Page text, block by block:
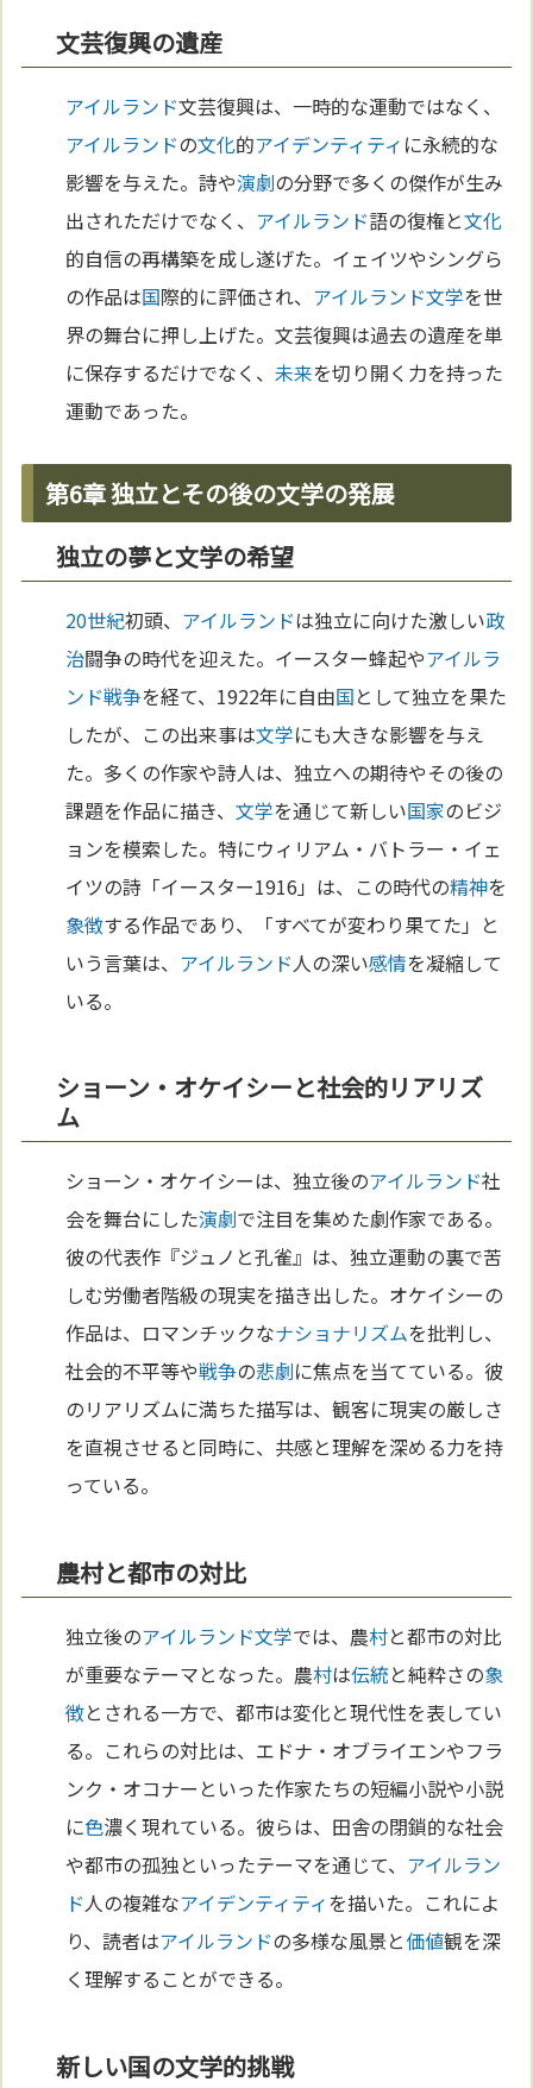
文芸復興の遺産
アイルランド文芸復興は、一時的な運動ではなく、
アイルランドの文化的アイデンティティ に永続的な
影響を与えた。詩や演劇の分野で多くの傑作が生み
出されただけでなく、 アイルランド語の復権と文化
的自信の再構築を成し遂げた。イェイツやシングら
の作品は国際的に評価され、 アイルランド文学を世
界の舞台に押し上げた。文芸復興は過去の遺産を単
に保存するだけでなく、未来を切り開く力を持った
運動であった。
第6章 独立とその後の文学の発展
独立の夢と文学の希望
20世紀初頭、 アイルランドは独立に向けた激しい政
治闘争の時代を迎えた。イースター蜂起やアイルラ
ンド戦争を経て、1922年に自由国として独立を果た
したが、この出来事は文学にも大きな影響を与え
た。多くの作家や詩人は、独立への期待やその後の
課題を作品に描き、文学を通じて新しい国家のビジ
ョンを模索した。特にウィリアム・バトラー・イェ
イツの詩「イースター1916」は、この時代の精神を
象徴する作品であり、「すべてが変わり果てた」と
いう言葉は、 アイルランド人の深い感情を凝縮して
いる。
ショーン・オケイシーと社会的リアリズ
ム
ショーン・オケイシーは、独立後のアイルランド社
会を舞台にした演劇で注目を集めた劇作家である。
彼の代表作『ジュノと孔雀』は、独立運動の裏で苦
しむ労働者階級の現実を描き出した。オケイシーの
作品は、ロマンチックなナショナリズムを批判し、
社会的不平等や戦争の悲劇に焦点を当てている。彼
のリアリズムに満ちた描写は、観客に現実の厳しさ
を直視させると同時に、共感と理解を深める力を持
っている。
農村と都市の対比
独立後のアイルランド文学では、農村と都市の対比
が重要なテーマとなった。農村は伝統と純粋さの象
徴とされる一方で、都市は変化と現代性を表してい
る。これらの対比は、エドナ・オブライエンやフラ
ンク・オコナーといった作家たちの短編小説や小説
に色濃く現れている。彼らは、田舎の閉鎖的な社会
や都市の孤独といったテーマを通じて、 アイルラン
ド人の複雑なアイデンティティを描いた。これによ
り、読者はアイルランドの多様な風景と価値観を深
く理解することができる。
新しい国の文学的挑戦